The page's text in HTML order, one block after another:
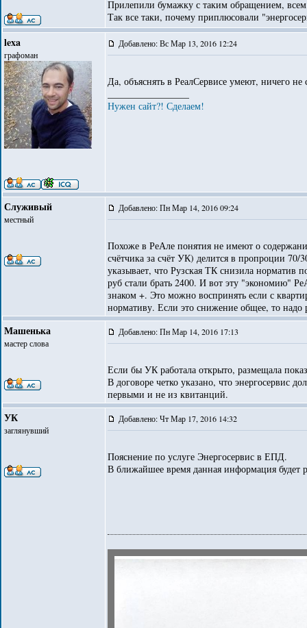
Прилепили бумажку с таким обращением,
Так все таки, почему приплюсовали
lexa
графоман
Добавлено: Вс Мар 13, 2016 12:24
Да, объяснять в РеалСервисе умеют, ничего
Нужен сайт?! Сделаем!
Служивый
местный
Добавлено: Пн Мар 14, 2016 09:24
Похоже в РеАле понятия не имеют о
счётчика за счёт УК) делится в пропроции
указывает, что Рузская ТК снизила норматив
руб стали брать 2400. И вот эту "экономию"
знаком +. Это можно воспринять если с
нормативу. Если это снижение общее, то
Машенька
мастер слова
Добавлено: Пн Мар 14, 2016 17:13
Если бы УК работала открыто, размещала
В договоре четко указано, что энергосервис
первыми и не из квитанций.
УК
заглянувший
Добавлено: Чт Мар 17, 2016 14:32
Пояснение по услуге Энергосервис в ЕПД.
В ближайшее время данная информация будет